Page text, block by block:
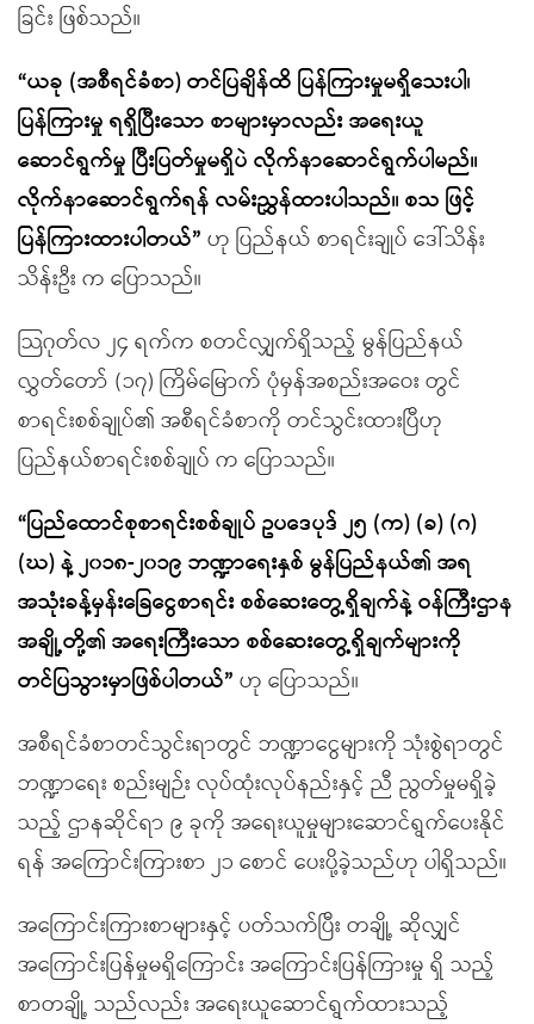
ခြင်း ဖြစ်သည်။
“ယခု (အစီရင်ခံစာ) တင်ပြချိန်ထိ ပြန်ကြားမှုမရှိသေးပါ၊
ပြန်ကြားမှု ရရှိပြီးသော စာများမှာလည်း အရေးယူ
ဆောင်ရွက်မှု ပြီးပြတ်မှုမရှိပဲ လိုက်နာဆောင်ရွက်ပါမည်။
လိုက်နာဆောင်ရွက်ရန် လမ်းညွှန်ထားပါသည်။ စသ ဖြင့်
ပြန်ကြားထားပါတယ်” ဟု ပြည်နယ် စာရင်းချုပ် ဒေါ်သိန်း
သိန်းဦး က ပြောသည်။
သြဂုတ်လ ၂၄ ရက်က စတင်လျှက်ရှိသည့် မွန်ပြည်နယ်
လွှတ်တော် (၁၇) ကြိမ်မြောက် ပုံမှန်အစည်းအဝေး တွင်
စာရင်းစစ်ချုပ်၏ အစီရင်ခံစာကို တင်သွင်းထားပြီဟု
ပြည်နယ်စာရင်းစစ်ချုပ် က ပြောသည်။
“ပြည်ထောင်စုစာရင်းစစ်ချုပ် ဥပဒေပုဒ် ၂၅ (က) (ခ) (ဂ)
(ဃ) နဲ့ ၂၀၁၈-၂၀၁၉ ဘဏ္ဍာရေးနှစ် မွန်ပြည်နယ်၏ အရ
အသုံးခန့်မှန်းခြေငွေစာရင်း စစ်ဆေးတွေ့ရှိချက်နဲ့ ဝန်ကြီးဌာန
အချို့တို့၏ အရေးကြီးသော စစ်ဆေးတွေ့ရှိချက်များကို
တင်ပြသွားမှာဖြစ်ပါတယ်” ဟု ပြောသည်။
အစီရင်ခံစာတင်သွင်းရာတွင် ဘဏ္ဍာငွေများကို သုံးစွဲရာတွင်
ဘဏ္ဍာရေး စည်းမျဉ်း လုပ်ထုံးလုပ်နည်းနှင့် ညီ ညွတ်မှုမရှိခဲ့
သည့် ဌာနဆိုင်ရာ ၉ ခုကို အရေးယူမှုများဆောင်ရွက်ပေးနိုင်
ရန် အကြောင်းကြားစာ ၂၁ စောင် ပေးပို့ခဲ့သည်ဟု ပါရှိသည်။
အကြောင်းကြားစာများနှင့် ပတ်သက်ပြီး တချို့ ဆိုလျှင်
အကြောင်းပြန်မှုမရှိကြောင်း အကြောင်းပြန်ကြားမှု ရှိ သည့်
စာတချို့ သည်လည်း အရေးယူဆောင်ရွက်ထားသည့်